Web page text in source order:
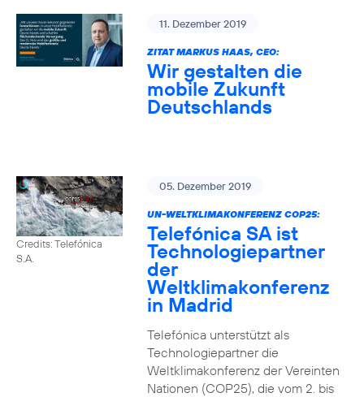
11. Dezember 2019
ZITAT MARKUS HAAS, CEO:
Wir gestalten die
mobile Zukunft
Deutschlands
Credits: Telefónica
S.A.
05. Dezember 2019
UN-WELTKLIMAKONFERENZ COP25:
Telefónica SA ist
Technologiepartner
der
Weltklimakonferenz
in Madrid
Telefónica unterstützt als
Technologiepartner die
Weltklimakonferenz der Vereinten
Nationen (COP25), die vom 2. bis